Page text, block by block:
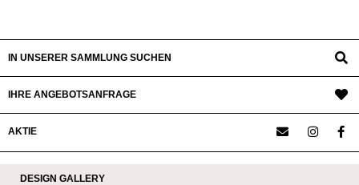
IN UNSERER SAMMLUNG SUCHEN
IHRE ANGEBOTSANFRAGE
AKTIE
DESIGN GALLERY